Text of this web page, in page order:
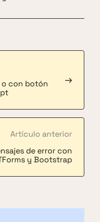
Artículo anterior
de error con
y Bootstrap
o con botón
→